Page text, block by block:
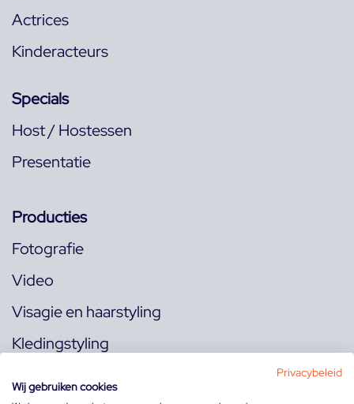
Actrices
Kinderacteurs
Specials
Host / Hostessen
Presentatie
Producties
Fotografie
Video
Visagie en haarstyling
Kledingstyling
Privacybeleid
Wij gebruiken cookies